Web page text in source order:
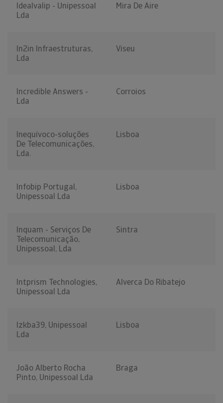
Idealvalip - Unipessoal
Lda
Mira De Aire
In2in Infraestruturas,
Lda
Viseu
Incredible Answers -
Lda
Corroios
Inequívoco-soluções
De Telecomunicações,
Lda.
Lisboa
Infobip Portugal,
Unipessoal Lda
Lisboa
Inquam - Serviços De
Telecomunicação,
Unipessoal, Lda
Sintra
Intprism Technologies,
Unipessoal Lda
Alverca Do Ribatejo
Izkba39, Unipessoal
Lda
Lisboa
João Alberto Rocha
Pinto, Unipessoal Lda
Braga